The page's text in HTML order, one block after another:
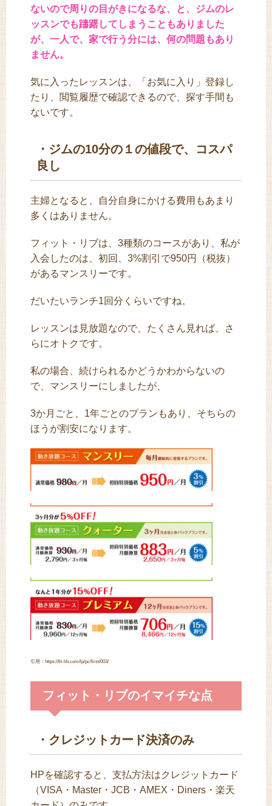
ないので周りの目がきになるな、と、ジムのレ
ッスンでも躊躇してしまうこともありました
が、一人で、家で行う分には、何の問題もあり
ません。
気に入ったレッスンは、「お気に入り」登録し
たり、閲覧履歴で確認できるので、探す手間も
ないです。
・ジムの10分の１の値段で、コスパ
良し
主婦となると、自分自身にかける費用もあまり
多くはありません。
フィット・リブは、3種類のコースがあり、私が
入会したのは、初回、3%割引で950円（税抜）
があるマンスリーです。
だいたいランチ1回分くらいですね。
レッスンは見放題なので、たくさん見れば、さ
らにオトクです。
私の場合、続けられるかどうかわからないの
で、マンスリーにしましたが、
3か月ごと、1年ごとのプランもあり、そちらの
ほうが割安になります。
引用：https://fit-lib.com/lp/pc/first/003/
フィット・リブのイマイチな点
・クレジットカード決済のみ
HPを確認すると、支払方法はクレジットカード
（VISA・Master・JCB・AMEX・Diners・楽天